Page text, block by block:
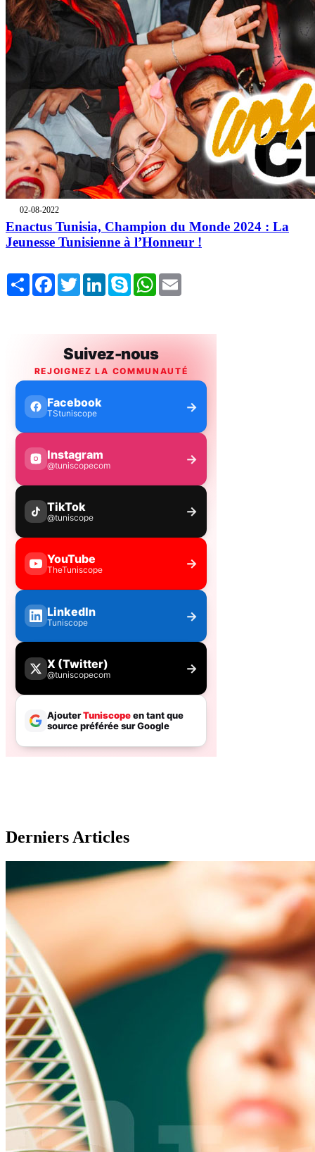
02-08-2022
Enactus Tunisia, Champion du Monde 2024 : La
Jeunesse Tunisienne à l’Honneur !
Share FacebookTwitterLinkedInSkype WhatsApp
Derniers Articles